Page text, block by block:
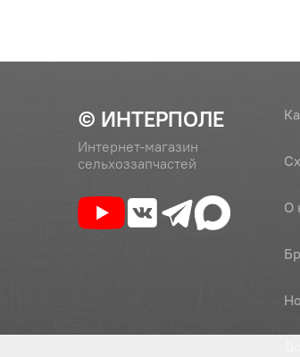
© ИНТЕРПОЛЕ
Интернет-магазин
сельхоззапчастей
О